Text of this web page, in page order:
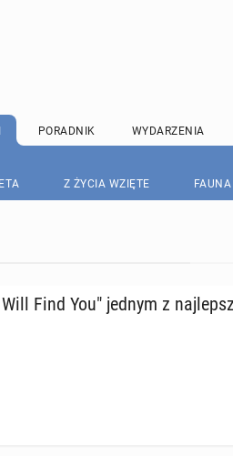
PORADNIK WYDARZENIA
Z ŻYCIA WZIĘTE
Find You" jednym z